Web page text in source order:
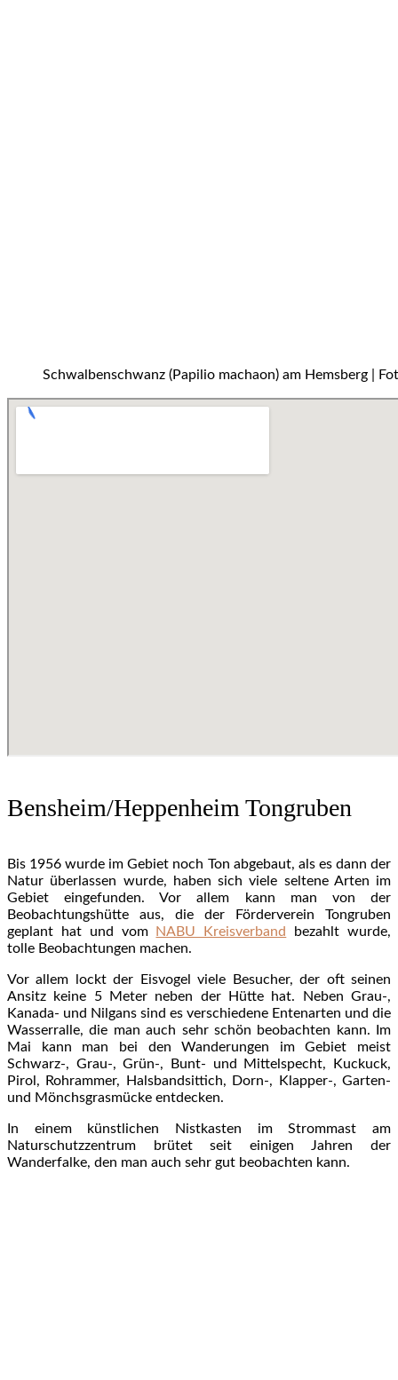
Schwalbenschwanz (Papilio machaon) am Hemsberg |
Bensheim/Heppenheim Tongruben
Bis 1956 wurde im Gebiet noch Ton abgebaut, als es dann der
Natur überlassen wurde, haben sich viele seltene Arten im
Gebiet eingefunden. Vor allem kann man von der
Beobachtungshütte aus, die der Förderverein Tongruben
geplant hat und vom NABU Kreisverband
bezahlt wurde,
tolle Beobachtungen machen.
Vor allem lockt der Eisvogel viele Besucher, der oft seinen
Ansitz keine 5 Meter neben der Hütte hat. Neben Grau-,
Kanada- und Nilgans sind es verschiedene Entenarten und die
Wasserralle, die man auch sehr schön beobachten kann. Im
Mai kann man bei den Wanderungen im Gebiet meist
Schwarz-, Grau-, Grün-, Bunt- und Mittelspecht, Kuckuck,
Pirol, Rohrammer, Halsbandsittich, Dorn-, Klapper-, Garten-
und Mönchsgrasmücke entdecken.
In einem künstlichen Nistkasten im Strommast am
Naturschutzzentrum brütet seit einigen Jahren der
Wanderfalke, den man auch sehr gut beobachten kann.